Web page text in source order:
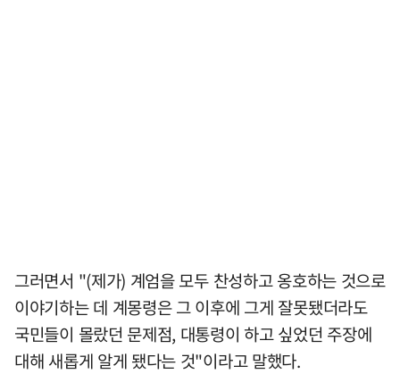
그러면서 "(제가) 계엄을 모두 찬성하고 옹호하는 것으로
이야기하는 데 계몽령은 그 이후에 그게 잘못됐더라도
국민들이 몰랐던 문제점, 대통령이 하고 싶었던 주장에
대해 새롭게 알게 됐다는 것"이라고 말했다.